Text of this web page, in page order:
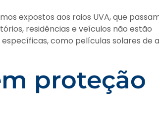
expostos aos raios UVA, que
residências e veículos não estão
como películas solares de
proteção